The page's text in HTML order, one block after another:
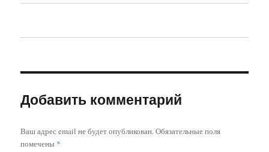
Добавить комментарий
Ваш адрес email не будет опубликован.Обязательные поля
помечены *